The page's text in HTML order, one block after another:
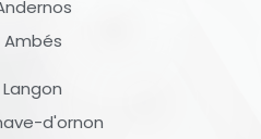
Ambés
Langon
d'ornon